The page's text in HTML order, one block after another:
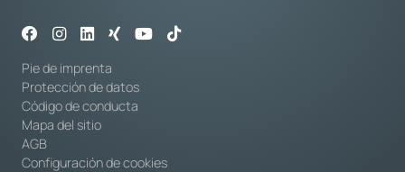
Pie de imprenta
Protección de datos
Código de conducta
Mapa del sitio
AGB
Configuración de cookies